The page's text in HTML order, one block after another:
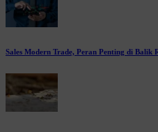
Sales Modern Trade, Peran Penting di Balik